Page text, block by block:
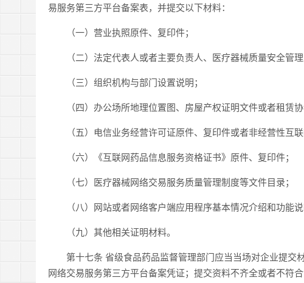
易服务第三方平台备案表，并提交以下材料：
（一）营业执照原件、复印件；
（二）法定代表人或者主要负责人、医疗器械质量安全管理
（三）组织机构与部门设置说明；
（四）办公场所地理位置图、房屋产权证明文件或者租赁协
（五）电信业务经营许可证原件、复印件或者非经营性互联
（六）《互联网药品信息服务资格证书》原件、复印件；
（七）医疗器械网络交易服务质量管理制度等文件目录；
（八）网站或者网络客户端应用程序基本情况介绍和功能说
（九）其他相关证明材料。
第十七条 省级食品药品监督管理部门应当当场对企业提交
网络交易服务第三方平台备案凭证；提交资料不齐全或者不符